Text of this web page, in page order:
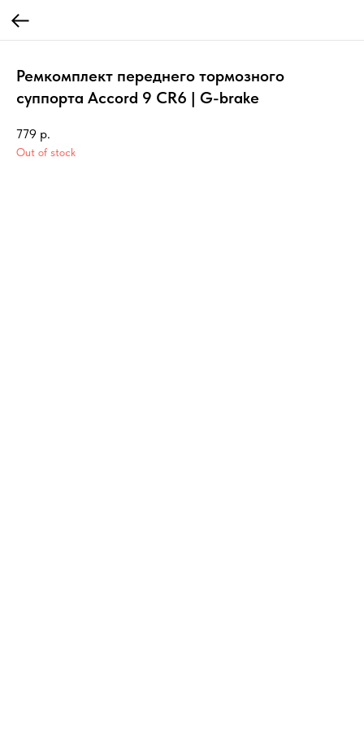
Ремкомплект переднего тормозного
суппорта Accord 9 CR6 | G-brake
779 р.
Out of stock